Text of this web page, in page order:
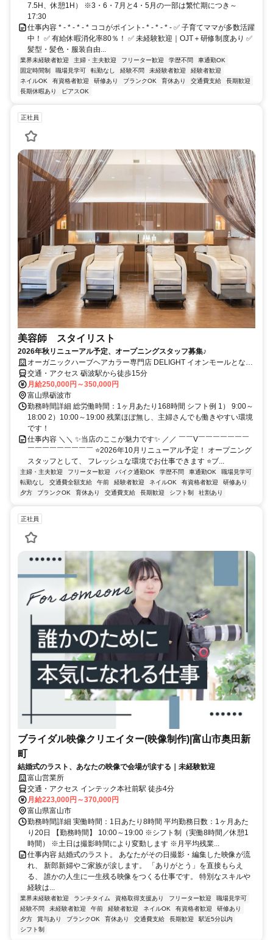
7.5H、休憩1H） ※3・6・7月と4・5月の一部は繁忙期につき～
17:30
仕事内容 * - * - * - * ココがポイント- * - * - * - ✅ 子育てママが多数活躍
中！ ✅ 有給休暇消化率80％！ ✅ 未経験歓迎｜OJT＋研修制度あり ✅
髪型・髪色・服装自由...
業界未経験者歓迎 主婦・主夫歓迎 フリーター歓迎 学歴不問
車通勤OK
固定時間制
職場見学可 転勤なし 経験不問 未経験者歓迎
経験者歓迎
ネイルOK
有資格者歓迎 研修あり ブランクOK 育休あり 交通費支給
長期歓迎
長期休暇あり
ピアスOK
正社員
美容師 スタイリスト
2026年秋リニューアル予定、オープニングスタッフ募集♪
オーガニックハーブヘアカラー専門店 DELIGHT イオンモールとなみ
店
交通・アクセス 砺波駅から徒歩15分
月給250,000円～350,000円
富山県砺波市
勤務時間詳細 総労働時間：1ヶ月あたり168時間 シフト例 1） 9:00～
18:00 2）10:00～19:00 残業ほぼ無し、主婦さんでも働きやすい環境
です！
仕事内容 ＼＼ ✨当店のここが魅力です✨ ／／ ￣￣V￣￣￣￣￣￣￣
￣￣￣￣￣￣￣￣￣ ⭐2026年10月リニューアル予定！ オープニング
スタッフとして、 フレッシュな環境でお仕事できます ⭐ブ...
主婦・主夫歓迎 フリーター歓迎 バイク通勤OK 学歴不問 車通勤OK
職場見学可
転勤なし
交通費全額支給 午前 経験者歓迎 ネイルOK 有資格者歓迎
研修あり
夕方
ブランクOK 育休あり 交通費支給 長期歓迎 シフト制 社割あり
正社員
ブライダル映像クリエイター(映像制作)|富山市奥田新
町
結婚式のラスト、あなたの映像で会場が涙する｜未経験歓迎
富山営業所
交通・アクセス インテック本社前駅 徒歩4分
月給223,000円～370,000円
富山県富山市
勤務時間詳細 実働時間：1日あたり8時間 平均勤務日数：1ヶ月あた
り20日 【勤務時間】 10:00～19:00 ※シフト制（実働8時間／休憩1
時間） ※土日は撮影時間により変動します ※月平均残業...
仕事内容 結婚式のラスト。 あなたがその日撮影・編集した映像が流
れ、 新郎新婦やご家族が涙します。 「ありがとう」を直接もらえ
る、 誰かの人生に一生残る映像をつくる仕事です。 特別なスキルや
経験は...
業界未経験者歓迎 ランチタイム 資格取得支援あり フリーター歓迎
職場見学可
経験不問
未経験者歓迎 午前 経験者歓迎 ネイルOK 有資格者歓迎
研修あり
夕方
賞与あり ブランクOK 育休あり 交通費支給 長期歓迎
駅近5分以内
シフト制